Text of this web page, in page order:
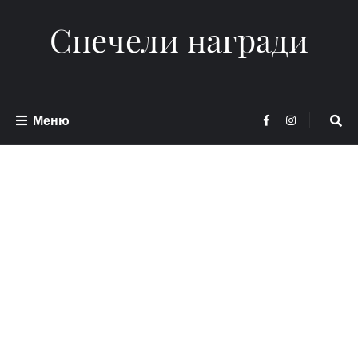
Спечели награди
Меню